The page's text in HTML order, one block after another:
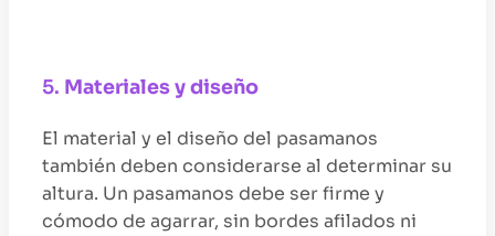
5. Materiales y diseño
El material y el diseño del pasamanos
también deben considerarse al determinar su
altura. Un pasamanos debe ser firme y
cómodo de agarrar, sin bordes afilados ni